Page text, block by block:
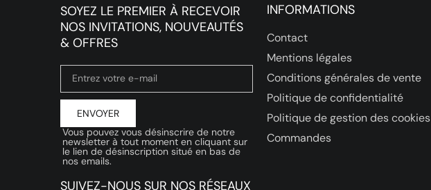
SOYEZ LE PREMIER À RECEVOIR
NOS INVITATIONS, NOUVEAUTÉS
& OFFRES
ENVOYER
Vous pouvez vous désinscrire de notre
newsletter à tout moment en cliquant sur
le lien de désinscription situé en bas de
nos emails.
SUIVEZ-NOUS SUR NOS RÉSEAUX
INFORMATIONS
Contact
Mentions légales
Conditions générales de vente
Politique de confidentialité
Politique de gestion des cookies
Commandes